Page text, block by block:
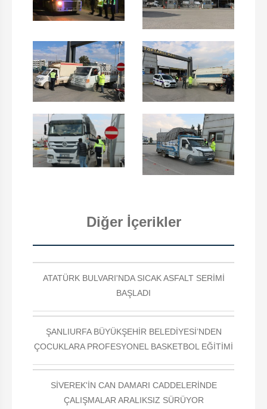
Diğer İçerikler
ATATÜRK BULVARI'NDA SICAK ASFALT SERİMİ
BAŞLADI
ŞANLIURFA BÜYÜKŞEHİR BELEDİYESİ’NDEN
ÇOCUKLARA PROFESYONEL BASKETBOL EĞİTİMİ
SİVEREK'İN CAN DAMARI CADDELERİNDE
ÇALIŞMALAR ARALIKSIZ SÜRÜYOR